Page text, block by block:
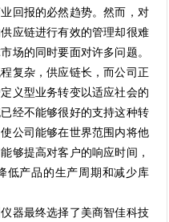
回报的必然趋势。然而，对
应链进行有效的管理却很难
场的同时要面对许多问题。
复杂，供应链长，而公司正
义型业务转变以适应社会的
经不能够很好的支持这种转
公司能够在世界范围内将他
够提高对客户的响应时间，
低产品的生产周期和减少库
最终选择了美商智佳科技